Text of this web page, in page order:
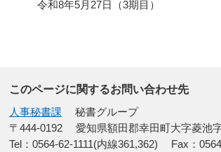
令和8年5月27日（3期目）
このページに関するお問い合わせ先
人事秘書課
秘書グループ
〒444-0192
愛知県額田郡幸田町大字菱池
Tel：0564-62-1111(内線361,362)
Fax：